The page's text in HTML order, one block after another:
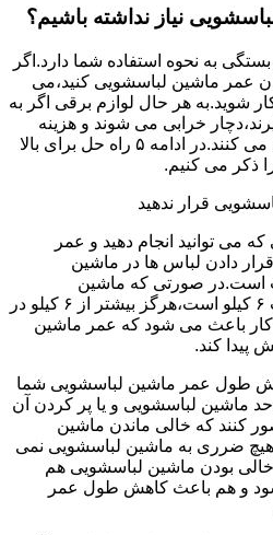
نیاز نداشته باشیم؟
به نحوه استفاده شما دارد.اگر
عمر ماشین لباسشویی کنید،می
شوید.به هر حال لوازم برقی اگر به
خرابی می شوند و هزینه
تعمیر زیادی را برای شما ایجاد می کنند.در ادامه ۵ راه حل برای بالا
ذکر می کنیم.
قرار ندهید
می توانید انجام دهید و عمر
دادن لباس ها در ماشین
است.در صورتی که ماشین
لباسشویی شما دارای ظرفیت ۶ کیلو است،هرگز بیشتر از ۶ کیلو در
کار باعث می شود که عمر ماشین
پیدا کند.
طول عمر ماشین لباسشویی شما
ماشین لباسشویی و یا پر کردن آن
کنند که خالی ماندن ماشین
ضرری به ماشین لباسشویی نمی
بودن ماشین لباسشویی هم
و هم باعث کاهش طول عمر